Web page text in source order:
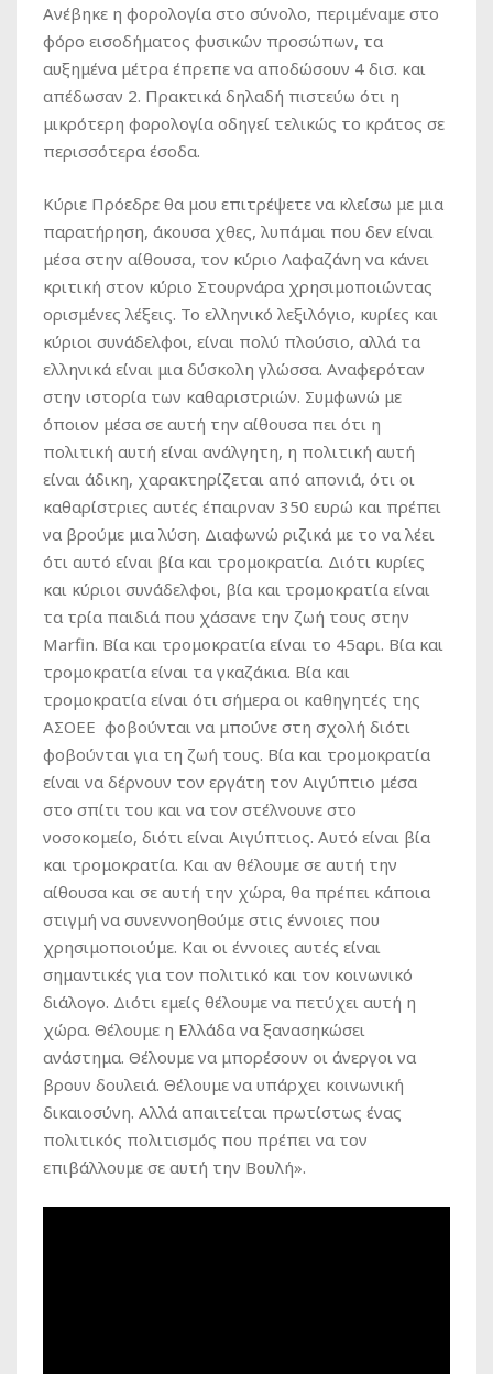
Ανέβηκε η φορολογία στο σύνολο, περιμέναμε στο
φόρο εισοδήματος φυσικών προσώπων, τα
αυξημένα μέτρα έπρεπε να αποδώσουν 4 δισ. και
απέδωσαν 2. Πρακτικά δηλαδή πιστεύω ότι η
μικρότερη φορολογία οδηγεί τελικώς το κράτος σε
περισσότερα έσοδα.
Κύριε Πρόεδρε θα μου επιτρέψετε να κλείσω με μια
παρατήρηση, άκουσα χθες, λυπάμαι που δεν είναι
μέσα στην αίθουσα, τον κύριο Λαφαζάνη να κάνει
κριτική στον κύριο Στουρνάρα χρησιμοποιώντας
ορισμένες λέξεις. Το ελληνικό λεξιλόγιο, κυρίες και
κύριοι συνάδελφοι, είναι πολύ πλούσιο, αλλά τα
ελληνικά είναι μια δύσκολη γλώσσα. Αναφερόταν
στην ιστορία των καθαριστριών. Συμφωνώ με
όποιον μέσα σε αυτή την αίθουσα πει ότι η
πολιτική αυτή είναι ανάλγητη, η πολιτική αυτή
είναι άδικη, χαρακτηρίζεται από απονιά, ότι οι
καθαρίστριες αυτές έπαιρναν 350 ευρώ και πρέπει
να βρούμε μια λύση. Διαφωνώ ριζικά με το να λέει
ότι αυτό είναι βία και τρομοκρατία. Διότι κυρίες
και κύριοι συνάδελφοι, βία και τρομοκρατία είναι
τα τρία παιδιά που χάσανε την ζωή τους στην
Marfin. Βία και τρομοκρατία είναι το 45αρι. Βία και
τρομοκρατία είναι τα γκαζάκια. Βία και
τρομοκρατία είναι ότι σήμερα οι καθηγητές της
ΑΣΟΕΕ φοβούνται να μπούνε στη σχολή διότι
φοβούνται για τη ζωή τους. Βία και τρομοκρατία
είναι να δέρνουν τον εργάτη τον Αιγύπτιο μέσα
στο σπίτι του και να τον στέλνουνε στο
νοσοκομείο, διότι είναι Αιγύπτιος. Αυτό είναι βία
και τρομοκρατία. Και αν θέλουμε σε αυτή την
αίθουσα και σε αυτή την χώρα, θα πρέπει κάποια
στιγμή να συνεννοηθούμε στις έννοιες που
χρησιμοποιούμε. Και οι έννοιες αυτές είναι
σημαντικές για τον πολιτικό και τον κοινωνικό
διάλογο. Διότι εμείς θέλουμε να πετύχει αυτή η
χώρα. Θέλουμε η Ελλάδα να ξανασηκώσει
ανάστημα. Θέλουμε να μπορέσουν οι άνεργοι να
βρουν δουλειά. Θέλουμε να υπάρχει κοινωνική
δικαιοσύνη. Αλλά απαιτείται πρωτίστως ένας
πολιτικός πολιτισμός που πρέπει να τον
επιβάλλουμε σε αυτή την Βουλή».